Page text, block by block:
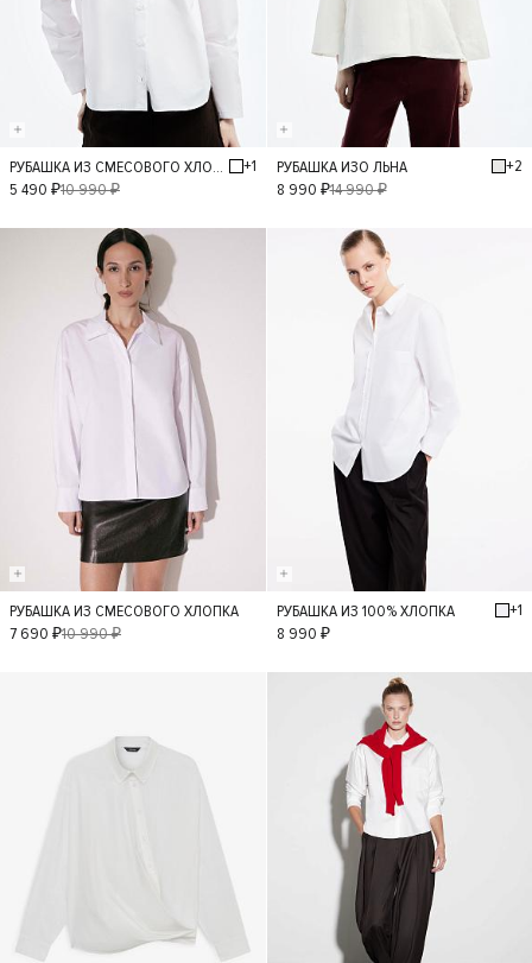
XS S
РУБАШКА ИЗ СМЕСОВОГО ХЛОПКА
+1
5 490 ₽10 990 ₽ XS S
РУБАШКА ИЗО ЛЬНА
+2
8 990 ₽14 990 ₽
XS S
РУБАШКА ИЗ СМЕСОВОГО ХЛОПКА
7 690 ₽10 990 ₽ XS
РУБАШКА ИЗ 100% ХЛОПКА
+1
8 990 ₽